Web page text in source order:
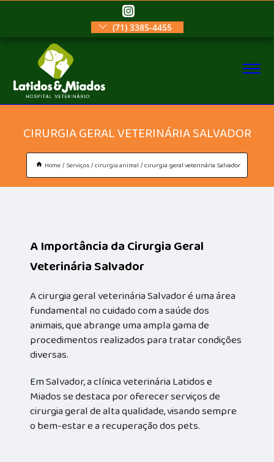
(71) 3385-4455
CIRURGIA GERAL VETERINÁRIA SALVADOR
Home Serviços cirurgia animal cirurgia geral veterinária Salvador
A Importância da Cirurgia Geral
Veterinária Salvador
A cirurgia geral veterinária Salvador é uma área
fundamental no cuidado com a saúde dos
animais, que abrange uma ampla gama de
procedimentos realizados para tratar condições
diversas.
Em Salvador, a clínica veterinária Latidos e
Miados se destaca por oferecer serviços de
cirurgia geral de alta qualidade, visando sempre
o bem-estar e a recuperação dos pets.